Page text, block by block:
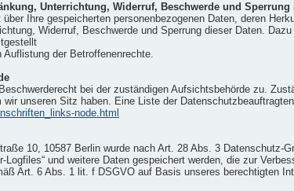
Unterrichtung, Widerruf, Beschwerde und
Ihre gespeicherten personenbezogenen Daten, deren
Widerruf, Beschwerde und Sperrung dieser Daten.
der Betroffenenrechte.
bei der zuständigen Aufsichtsbehörde zu.
unseren Sitz haben. Eine Liste der
node.html
10, 10587 Berlin wurde nach Art. 28 Abs. 3 Datenschutz-
und weitere Daten gespeichert werden, die zur
Art. 6 Abs. 1 lit. f DSGVO auf Basis unseres berechtigten